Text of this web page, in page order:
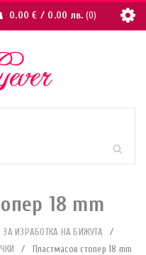
0.00€ / 0.00 лв. 0
18 mm
ЗА ИЗРАБОТКА НА БИЖУТА
/
/ Пластмасов стопер 18 mm